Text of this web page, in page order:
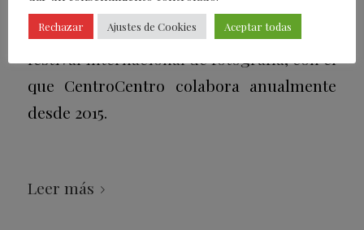
muestra forma parte de la Sección Oficial
de la XXIII edición de PHotoESPAÑA,
festival internacional de fotografía, con el
que CentroCentro colabora anualmente
desde 2015.
Leer más
Rechazar Ajustes de Cookies Aceptar todas